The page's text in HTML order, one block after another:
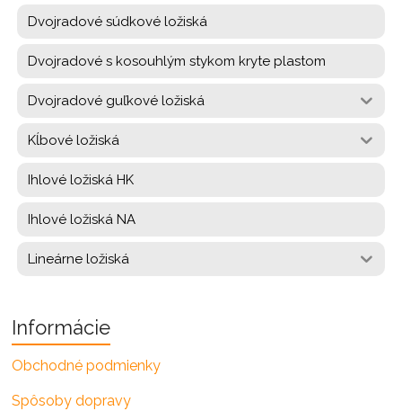
Dvojradové súdkové ložiská
Dvojradové s kosouhlým stykom kryte plastom
Dvojradové guľkové ložiská
Kĺbové ložiská
Ihlové ložiská HK
Ihlové ložiská NA
Lineárne ložiská
Informácie
Obchodné podmienky
Spôsoby dopravy